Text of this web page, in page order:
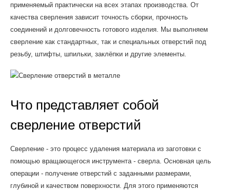
применяемый практически на всех этапах производства. От
качества сверления зависит точность сборки, прочность
соединений и долговечность готового изделия. Мы выполняем
сверление как стандартных, так и специальных отверстий под
резьбу, штифты, шпильки, заклёпки и другие элементы.
Что представляет собой
сверление отверстий
Сверление - это процесс удаления материала из заготовки с
помощью вращающегося инструмента - сверла. Основная цель
операции - получение отверстий с заданными размерами,
глубиной и качеством поверхности. Для этого применяются